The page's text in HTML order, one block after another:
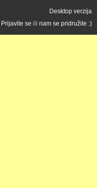
Desktop verzija
Prijavite se ili nam se pridružite :)